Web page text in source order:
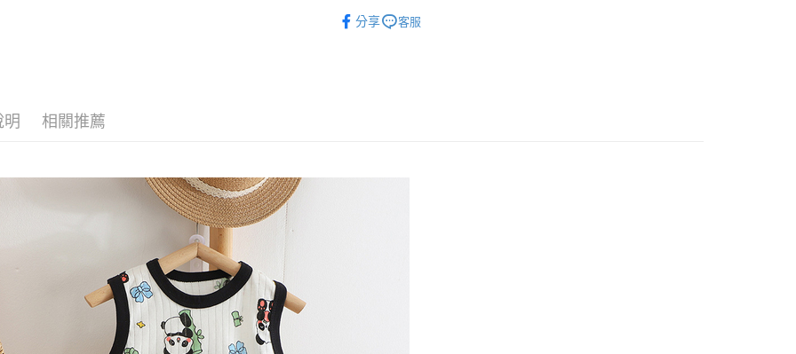
7-11取貨付款
分享 客服
明 相關推薦